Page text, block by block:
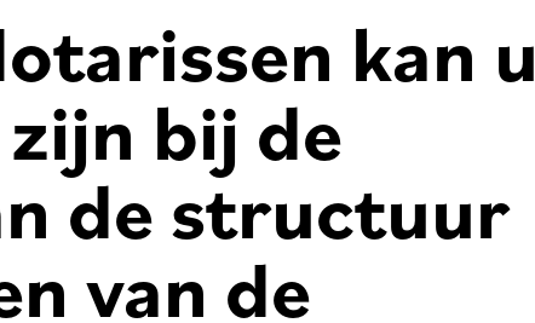
kan u
bij de
de structuur
van de